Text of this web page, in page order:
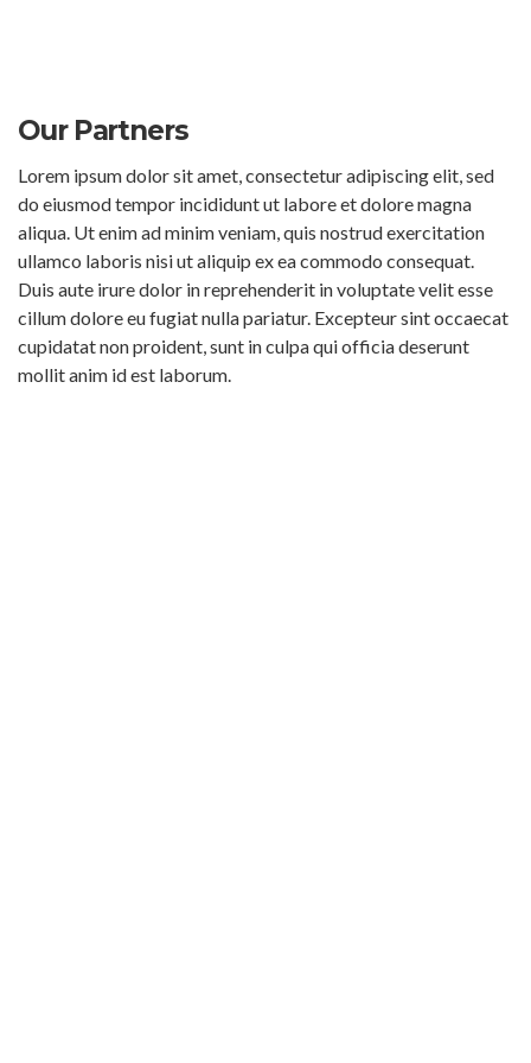
Our Partners
Lorem ipsum dolor sit amet, consectetur adipiscing elit, sed
do eiusmod tempor incididunt ut labore et dolore magna
aliqua. Ut enim ad minim veniam, quis nostrud exercitation
ullamco laboris nisi ut aliquip ex ea commodo consequat.
Duis aute irure dolor in reprehenderit in voluptate velit esse
cillum dolore eu fugiat nulla pariatur. Excepteur sint occaecat
cupidatat non proident, sunt in culpa qui officia deserunt
mollit anim id est laborum.